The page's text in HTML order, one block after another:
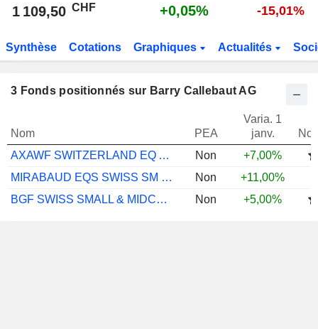
1 109,50 CHF +0,05% -15,01%
Synthèse Cotations Graphiques Actualités
3 Fonds positionnés sur Barry Callebaut AG
Nom PEA
Varia. 1
janv.
AXAWF SWITZERLAND EQ A CAP CHF
Non
+7,00%
MIRABAUD EQS SWISS SM & MID A CHF ACC
Non
+11,00%
BGF SWISS SMALL & MIDCAP OPPS A2
Non +5,00%